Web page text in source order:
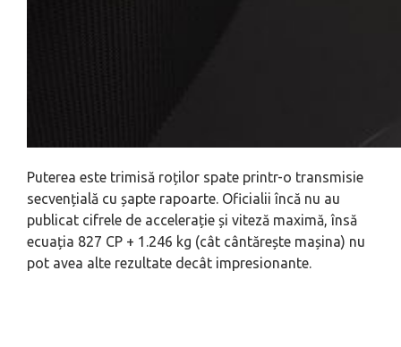
Puterea este trimisă roților spate printr-o transmisie
secvențială cu șapte rapoarte. Oficialii încă nu au
publicat cifrele de accelerație și viteză maximă, însă
ecuația 827 CP + 1.246 kg (cât cântărește mașina) nu
pot avea alte rezultate decât impresionante.